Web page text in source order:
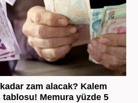
zam alacak? Kalem
tablosu! Memura yüzde 5